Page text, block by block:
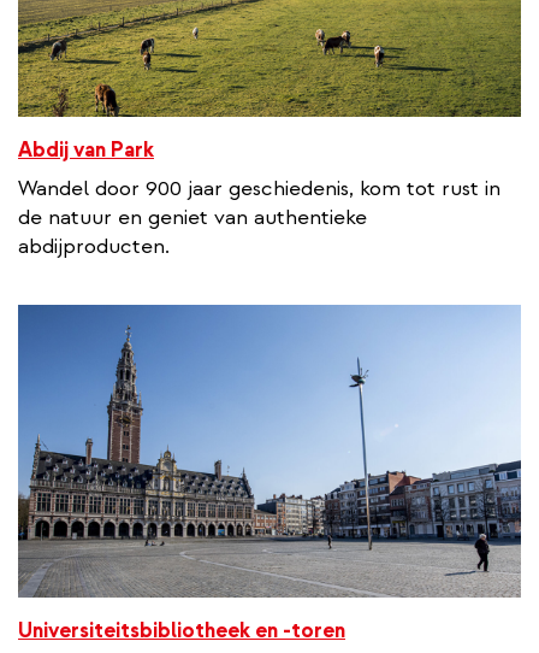
Abdij van Park
Wandel door 900 jaar geschiedenis, kom tot rust in
de natuur en geniet van authentieke
abdijproducten.
Universiteitsbibliotheek en -toren